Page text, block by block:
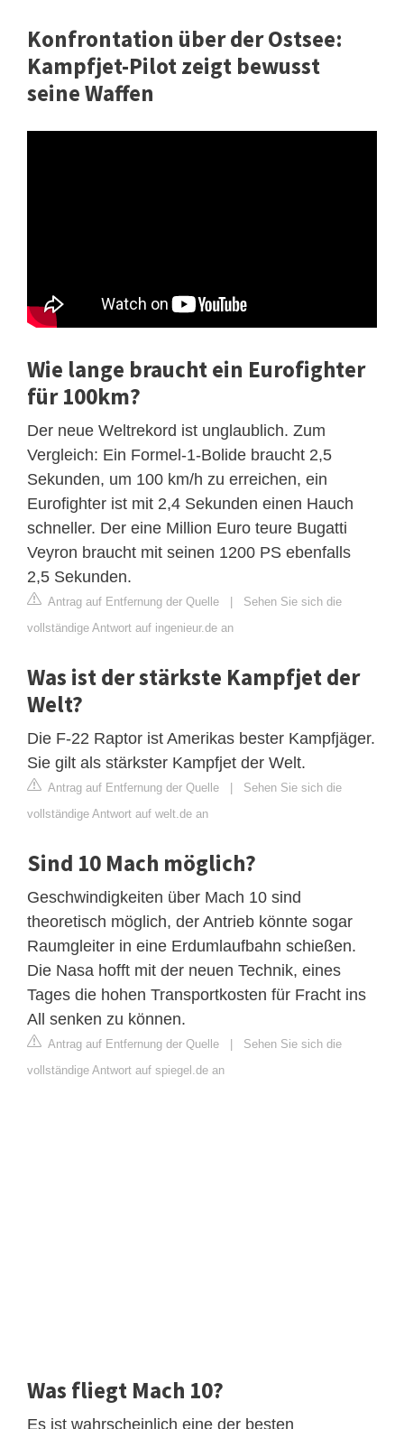
Konfrontation über der Ostsee:
Kampfjet-Pilot zeigt bewusst
seine Waffen
Wie lange braucht ein Eurofighter
für 100km?
Der neue Weltrekord ist unglaublich. Zum
Vergleich: Ein Formel-1-Bolide braucht 2,5
Sekunden, um 100 km/h zu erreichen, ein
Eurofighter ist mit 2,4 Sekunden einen Hauch
schneller. Der eine Million Euro teure Bugatti
Veyron braucht mit seinen 1200 PS ebenfalls
2,5 Sekunden.
Antrag auf Entfernung der Quelle | Sehen Sie sich die
vollständige Antwort auf ingenieur.de an
Was ist der stärkste Kampfjet der
Welt?
Die F-22 Raptor ist Amerikas bester Kampfjäger.
Sie gilt als stärkster Kampfjet der Welt.
Antrag auf Entfernung der Quelle | Sehen Sie sich die
vollständige Antwort auf welt.de an
Sind 10 Mach möglich?
Geschwindigkeiten über Mach 10 sind
theoretisch möglich, der Antrieb könnte sogar
Raumgleiter in eine Erdumlaufbahn schießen.
Die Nasa hofft mit der neuen Technik, eines
Tages die hohen Transportkosten für Fracht ins
All senken zu können.
Antrag auf Entfernung der Quelle | Sehen Sie sich die
vollständige Antwort auf spiegel.de an
Was fliegt Mach 10?
Es ist wahrscheinlich eine der besten